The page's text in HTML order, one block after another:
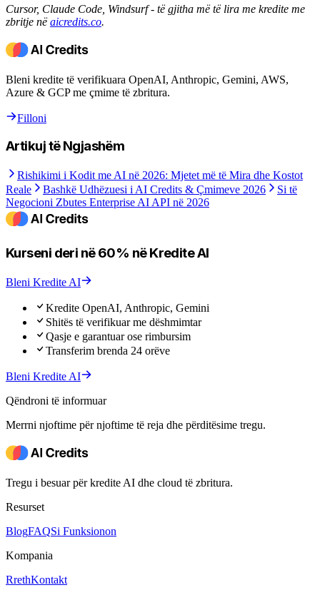
Cursor, Claude Code, Windsurf - të gjitha më të lira me kredite me
zbritje nëaicredits.co.
Bleni kredite të verifikuara OpenAI, Anthropic, Gemini, AWS,
Azure & GCP me çmime të zbritura.
Filloni
Artikuj të Ngjashëm
Rishikimi i Kodit me AI në 2026: Mjetet më të Mira dhe Kostot
Reale
Bashkë Udhëzuesi i AI Credits & Çmimeve 2026
Si të
Negocioni Zbutes Enterprise AI API në 2026
Kurseni deri në 60% në Kredite AI
Bleni Kredite AI
Kredite OpenAI, Anthropic, Gemini
Shitës të verifikuar me dëshmimtar
Qasje e garantuar ose rimbursim
Transferim brenda 24 orëve
Bleni Kredite AI
Qëndroni të informuar
Merrni njoftime për njoftime të reja dhe përditësime tregu.
Tregu i besuar për kredite AI dhe cloud të zbritura.
Resurset
BlogFAQSi Funksionon
Kompania
RrethKontakt